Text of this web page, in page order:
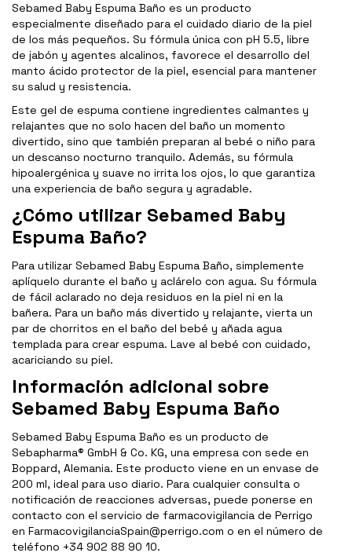
Sebamed Baby Espuma Baño es un producto
especialmente diseñado para el cuidado diario de la piel
de los más pequeños. Su fórmula única con pH 5.5, libre
de jabón y agentes alcalinos, favorece el desarrollo del
manto ácido protector de la piel, esencial para mantener
su salud y resistencia.
Este gel de espuma contiene ingredientes calmantes y
relajantes que no solo hacen del baño un momento
divertido, sino que también preparan al bebé o niño para
un descanso nocturno tranquilo. Además, su fórmula
hipoalergénica y suave no irrita los ojos, lo que garantiza
una experiencia de baño segura y agradable.
¿Cómo utilizar Sebamed Baby
Espuma Baño?
Para utilizar Sebamed Baby Espuma Baño, simplemente
aplíquelo durante el baño y aclárelo con agua. Su fórmula
de fácil aclarado no deja residuos en la piel ni en la
bañera. Para un baño más divertido y relajante, vierta un
par de chorritos en el baño del bebé y añada agua
templada para crear espuma. Lave al bebé con cuidado,
acariciando su piel.
Información adicional sobre
Sebamed Baby Espuma Baño
Sebamed Baby Espuma Baño es un producto de
Sebapharma® GmbH & Co. KG, una empresa con sede en
Boppard, Alemania. Este producto viene en un envase de
200 ml, ideal para uso diario. Para cualquier consulta o
notificación de reacciones adversas, puede ponerse en
contacto con el servicio de farmacovigilancia de Perrigo
en FarmacovigilanciaSpain@perrigo.com o en el número de
teléfono +34 902 88 90 10.